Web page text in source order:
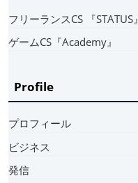
フリーランスCS 『STATUS』
ゲームCS『Academy』
Profile
プロフィール
ビジネス
発信